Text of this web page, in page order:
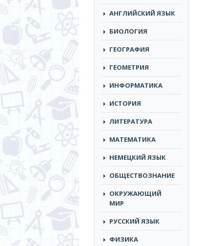
АНГЛИЙСКИЙ ЯЗЫК
БИОЛОГИЯ
ГЕОГРАФИЯ
ГЕОМЕТРИЯ
ИНФОРМАТИКА
ИСТОРИЯ
ЛИТЕРАТУРА
МАТЕМАТИКА
НЕМЕЦКИЙ ЯЗЫК
ОБЩЕСТВОЗНАНИЕ
ОКРУЖАЮЩИЙ
МИР
РУССКИЙ ЯЗЫК
ФИЗИКА